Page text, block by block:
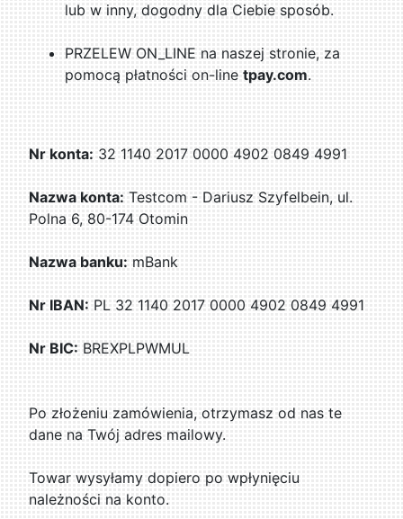
lub w inny, dogodny dla Ciebie sposób.
PRZELEW ON_LINE na naszej stronie, za
pomocą płatności on-linetpay.com.
Nr konta: 32 1140 2017 0000 4902 0849 4991
Nazwa konta: Testcom - Dariusz Szyfelbein, ul.
Polna 6, 80-174 Otomin
Nazwa banku: mBank
Nr IBAN: PL 32 1140 2017 0000 4902 0849 4991
Nr BIC: BREXPLPWMUL
Po złożeniu zamówienia, otrzymasz od nas te
dane na Twój adres mailowy.
Towar wysyłamy dopiero po wpłynięciu
należności na konto.